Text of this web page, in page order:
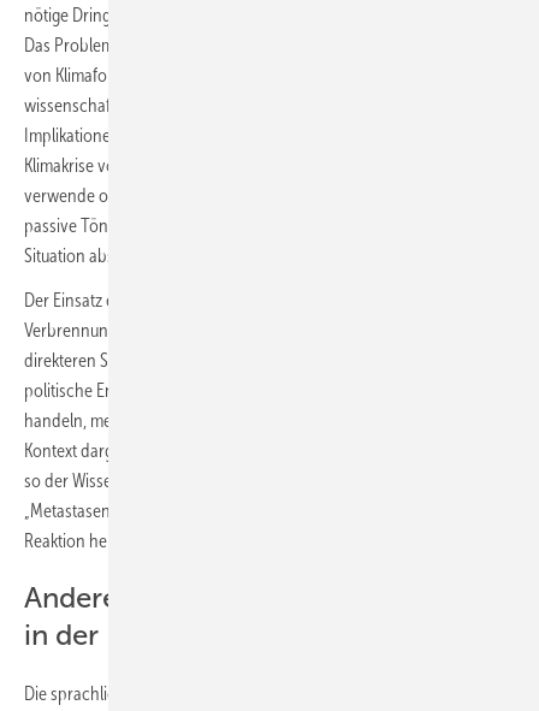
nötige Dringlichkeit, ergab seine
Das Problem: Die oft euphemistische und technische Sprache, die
von Klimaforschenden häufig verwendet wird, entspreche zwar den
wissenschaftlichen Normen der Zurückhaltung, doch die versteckten
Implikationen erschwerten es Nicht-Experten, die Schwere der
Klimakrise vollständig zu begreifen. Die aktuelle Klimasprache
verwende oft positive Emotionen ( „grün“, „öko-freundlich“) oder
passive Töne ( „Katastrophe“, „Krise“), die die Dringlichkeit der
Situation abschwächten.
Der Einsatz einer negativeren ( „globale Überhitzung“, „globale
Verbrennung“), aktiveren („Klimazerstörung“, „Klimaselbstmord“), und
direkteren Sprache („Hochofeneffekt“) könnte die Öffentlichkeit und
politische Entscheidungsträger dazu motivieren, effektiver zu
handeln, meint Forgács. Gleichzeitig könnten Klimafragen in einem
Kontext dargestellt werden, der lebensrettende Maßnahmen betont,
so der Wissenschaftler. Beispielsweise könnten Kipppunkte als
„Metastasen“ beschrieben werden, um eine ernstere und dringlichere
Reaktion hervorzurufen.
Andere Sprache – mehr Gehör auch
in der Politik
Die sprachliche Umstellung könne auch dazu beitragen, eine ehrliche